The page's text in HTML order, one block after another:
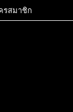
รสมาชิก